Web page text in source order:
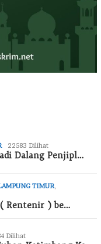
22583 Dilihat
Dalang Penjipl…
TIMUR
Rentenir ) be…
Dilihat